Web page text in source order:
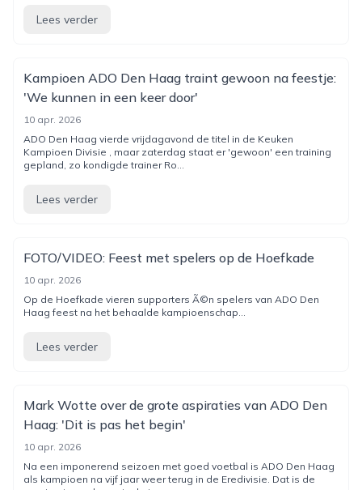
Lees verder
Kampioen ADO Den Haag traint gewoon na feestje:
'We kunnen in een keer door'
10 apr. 2026
ADO Den Haag vierde vrijdagavond de titel in de Keuken
Kampioen Divisie , maar zaterdag staat er 'gewoon' een training
gepland, zo kondigde trainer Ro...
Lees verder
FOTO/VIDEO: Feest met spelers op de Hoefkade
10 apr. 2026
Op de Hoefkade vieren supporters Ã©n spelers van ADO Den
Haag feest na het behaalde kampioenschap...
Lees verder
Mark Wotte over de grote aspiraties van ADO Den
Haag: 'Dit is pas het begin'
10 apr. 2026
Na een imponerend seizoen met goed voetbal is ADO Den Haag
als kampioen na vijf jaar weer terug in de Eredivisie. Dat is de